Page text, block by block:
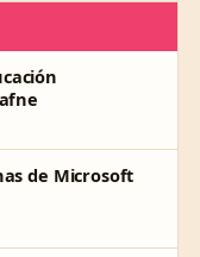
de Microsoft